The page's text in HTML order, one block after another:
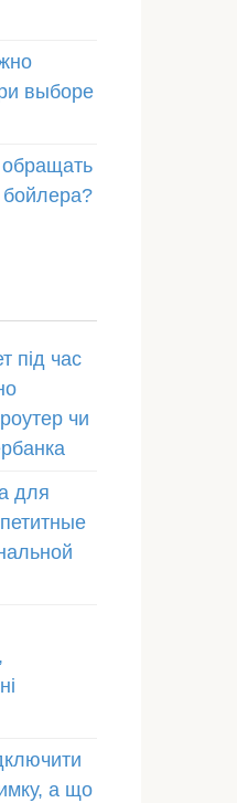
выборе
під час
чи
для
а що